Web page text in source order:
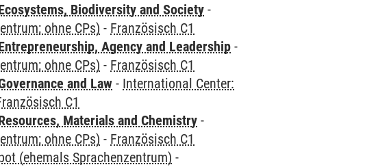
Biodiversity and Society -
ohne CPs) - Französisch C1
Agency and Leadership -
ohne CPs) - Französisch C1
and Law - International Center:
C1
Materials and Chemistry -
ohne CPs) - Französisch C1
(ehemals Sprachenzentrum) -